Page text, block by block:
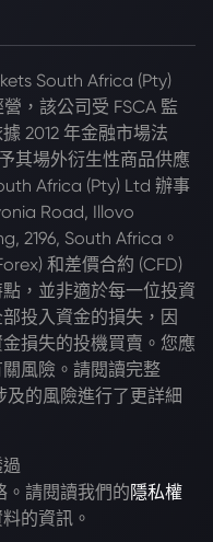
South Africa (Pty)
，該公司受 FSCA 監
2012 年金融市場法
其場外衍生性商品供應
Africa (Pty) Ltd 辦事
Road, Illovo
2196, South Africa。
和差價合約 (CFD)
，並非適於每一位投資
投入資金的損失，因
損失的投機買賣。您應
風險。請閱讀完整
及的風險進行了更詳細
。請閱讀我們的 隱私權
的資訊。